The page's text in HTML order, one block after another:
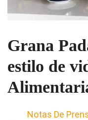
Grana
estilo de
Notas De